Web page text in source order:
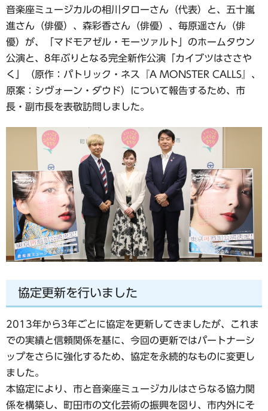
音楽座ミュージカルの相川タローさん（代表）と、五十嵐
進さん（俳優）、森彩香さん（俳優）、毎原遥さん（俳
優）が、「マドモアゼル・モーツァルト」のホームタウン
公演と、8年ぶりとなる完全新作公演「カイブツはささや
く」（原作：パトリック・ネス『A MONSTER CALLS』、
原案：シヴォーン・ダウド）について報告するため、市
長・副市長を表敬訪問しました。
協定更新を行いました
2013年から3年ごとに協定を更新してきましたが、これま
での実績と信頼関係を基に、今回の更新ではパートナーシ
ップをさらに強化するため、協定を永続的なものに変更し
ました。
本協定により、市と音楽座ミュージカルはさらなる協力関
係を構築し、町田市の文化芸術の振興を図り、市内外にそ